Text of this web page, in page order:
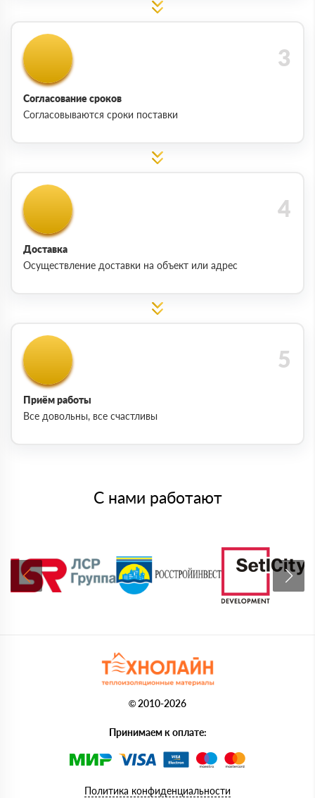
Согласование сроков
Согласовываются сроки поставки
Доставка
Осуществление доставки на объект или адрес
Приём работы
Все довольны, все счастливы
С нами работают
© 2010-2026
Принимаем к оплате:
Политика конфиденциальности